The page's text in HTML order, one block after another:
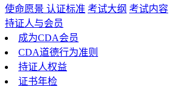
使命愿景 认证标准 考试大纲 考试内容
持证人与会员
成为CDA会员
CDA道德行为准则
持证人权益
证书年检